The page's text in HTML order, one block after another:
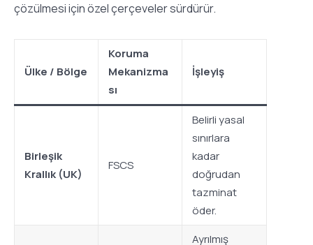
çözülmesi için özel çerçeveler sürdürür.
Ülke / Bölge
Koruma
Mekanizma
sı
İşleyiş
Birleşik
Krallık (UK)
FSCS
Belirli yasal
sınırlara
kadar
doğrudan
tazminat
öder.
Ayrılmış